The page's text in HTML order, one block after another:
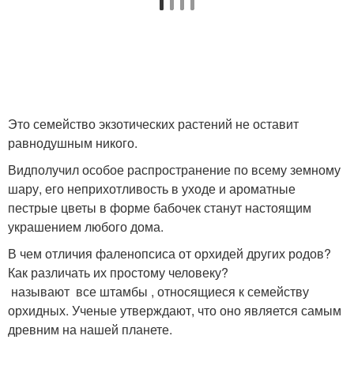
Это семейство экзотических растений не оставит
равнодушным никого.
Видполучил особое распространение по всему земному
шару, его неприхотливость в уходе и ароматные
пестрые цветы в форме бабочек станут настоящим
украшением любого дома.
В чем отличия фаленопсиса от орхидей других родов?
Как различать их простому человеку?
называют все штамбы , относящиеся к семейству
орхидных. Ученые утверждают, что оно является самым
древним на нашей планете.